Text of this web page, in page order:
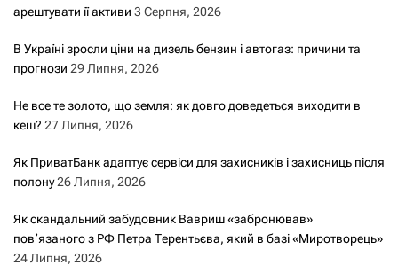
арештувати її активи 3 Серпня, 2026
В Україні зросли ціни на дизель бензин і автогаз: причини та
прогнози 29 Липня, 2026
Не все те золото, що земля: як довго доведеться виходити в
кеш? 27 Липня, 2026
Як ПриватБанк адаптує сервіси для захисників і захисниць після
полону26 Липня, 2026
Як скандальний забудовник Вавриш «забронював»
повʼязаного з РФ Петра Терентьєва, який в базі «Миротворець»
24 Липня, 2026